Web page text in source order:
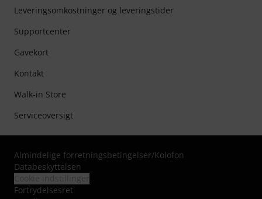
Leveringsomkostninger og leveringstider
Supportcenter
Gavekort
Kontakt
Walk-in Store
Serviceoversigt
Almindelige forretningsbetingelser/Kolofon
Databeskyttelsen
Fortrydelsesret